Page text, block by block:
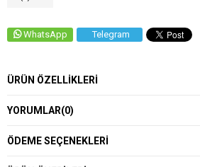
WhatsApp Telegram
ÜRÜN ÖZELLIKLERI
YORUMLAR(0)
ÖDEME SEÇENEKLERI